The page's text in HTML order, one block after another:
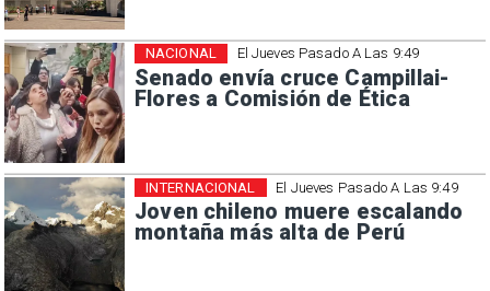
El Jueves Pasado A Las 9:49
Senado envía cruce Campillai-
Flores a Comisión de Ética
NACIONAL
El Jueves Pasado A Las 9:49
Joven chileno muere escalando
montaña más alta de Perú
INTERNACIONAL